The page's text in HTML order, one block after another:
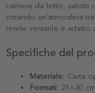
camere da letto, salotti
creando un'atmosfera
rende versatile e adatto
Specifiche del
Materiale: Carta
Formati: 21×30